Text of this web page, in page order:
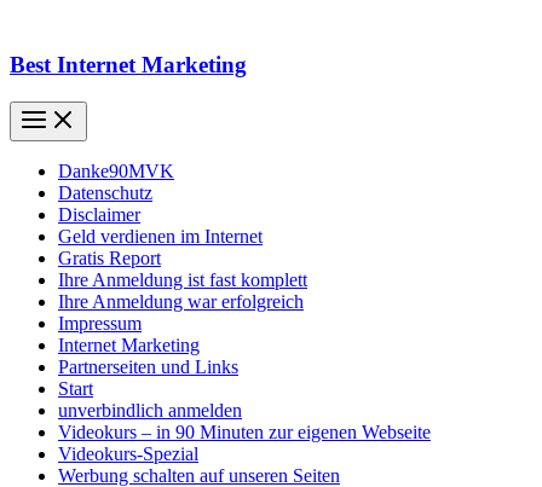
Best Internet Marketing
Danke90MVK
Datenschutz
Disclaimer
Geld verdienen im Internet
Gratis Report
Ihre Anmeldung ist fast komplett
Ihre Anmeldung war erfolgreich
Impressum
Internet Marketing
Partnerseiten und Links
Start
unverbindlich anmelden
Videokurs – in 90 Minuten zur eigenen Webseite
Videokurs-Spezial
Werbung schalten auf unseren Seiten